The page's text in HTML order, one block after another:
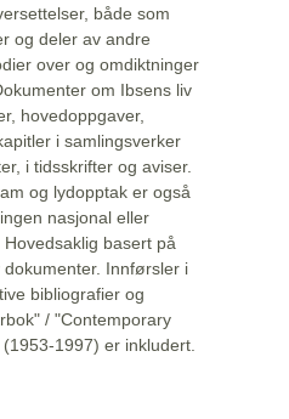
både som
og deler av andre
over og omdiktninger
om Ibsens liv
hovedoppgaver,
i samlingsverker
i tidsskrifter og aviser.
og lydopptak er også
nasjonal eller
basert på
Innførsler i
bibliografier og
/ "Contemporary
1997) er inkludert.